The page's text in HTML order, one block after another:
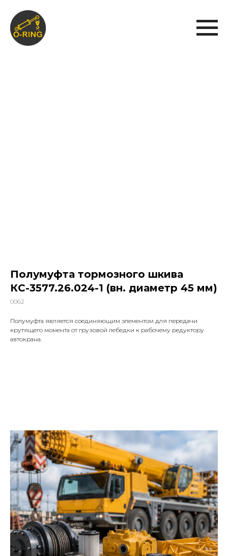
Полумуфта тормозного шкива
КС-3577.26.024-1 (вн. диаметр 45 мм)
0062
Полумуфта является соединяющим элементом для передачи
крутящего момента от грузовой лебедки к рабочему редуктору
автокрана.